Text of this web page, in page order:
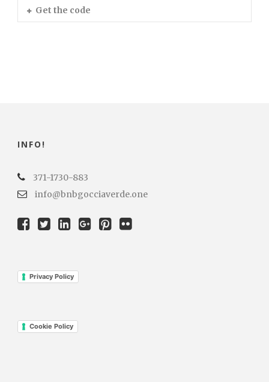
Get the code
INFO!
371-1730-883
info@bnbgocciaverde.one
Privacy Policy
Cookie Policy